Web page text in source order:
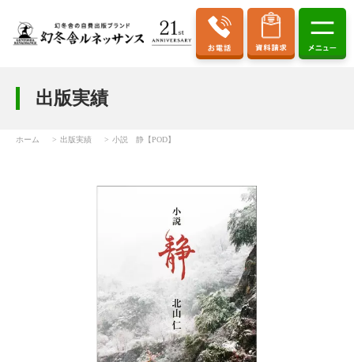
出版実績
ホーム 出版実績 小説 静【POD】